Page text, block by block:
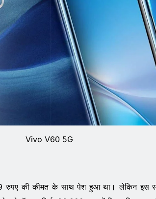
Vivo V60 5G
रुपए की कीमत के साथ पेश हुआ था। लेकिन इस